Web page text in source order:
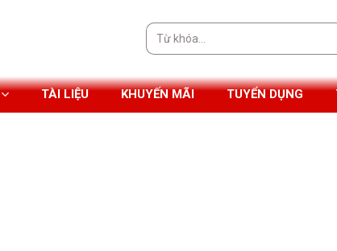
Tìm
kiếm:
TÀI LIỆU KHUYẾN MÃI TUYỂN DỤNG